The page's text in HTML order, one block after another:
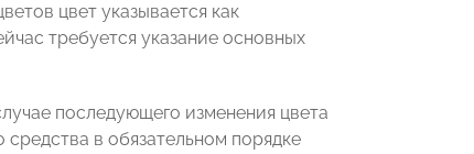
цвет указывается как
требуется указание основных
последующего изменения цвета
в обязательном порядке